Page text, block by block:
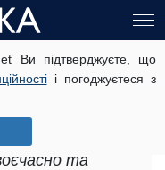
Ви підтверджуєте, що
і погоджуєтеся з
у
які суми
та